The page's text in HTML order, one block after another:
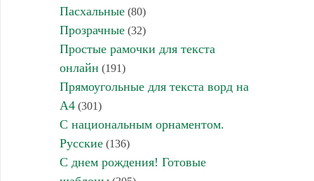
Пасхальные(80)
Прозрачные(32)
Простые рамочки для текста
онлайн (191)
Прямоугольные для текста ворд на
А4(301)
С национальным орнаментом.
Русские(136)
С днем рождения! Готовые